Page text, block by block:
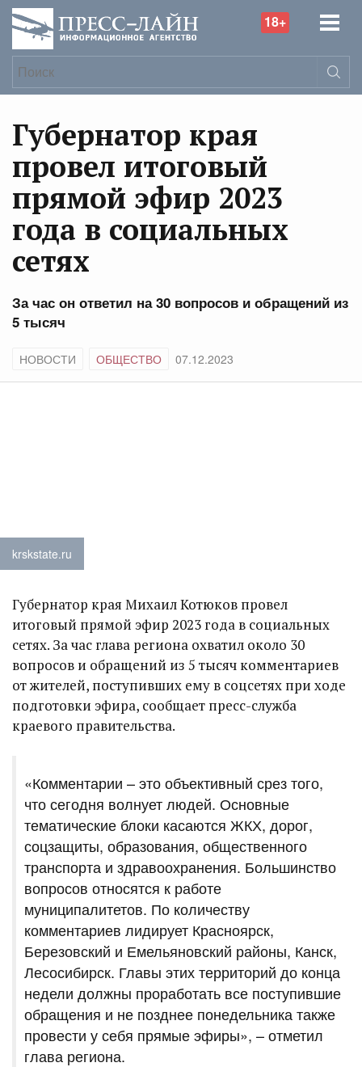
18+
Губернатор края
провел итоговый
прямой эфир 2023
года в социальных
сетях
За час он ответил на 30 вопросов и обращений из
5 тысяч
НОВОСТИ ОБЩЕСТВО 07.12.2023
krskstate.ru
Губернатор края Михаил Котюков провел
итоговый прямой эфир 2023 года в социальных
сетях. За час глава региона охватил около 30
вопросов и обращений из 5 тысяч комментариев
от жителей, поступивших ему в соцсетях при ходе
подготовки эфира, сообщает пресс-служба
краевого правительства.
«Комментарии – это объективный срез того,
что сегодня волнует людей. Основные
тематические блоки касаются ЖКХ, дорог,
соцзащиты, образования, общественного
транспорта и здравоохранения. Большинство
вопросов относятся к работе
муниципалитетов. По количеству
комментариев лидирует Красноярск,
Березовский и Емельяновский районы, Канск,
Лесосибирск. Главы этих территорий до конца
недели должны проработать все поступившие
обращения и не позднее понедельника также
провести у себя прямые эфиры», – отметил
глава региона.